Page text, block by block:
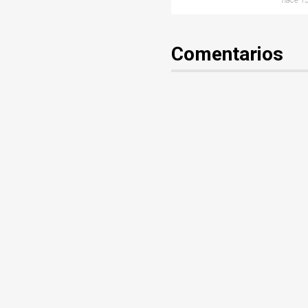
domingo por
Comentarios